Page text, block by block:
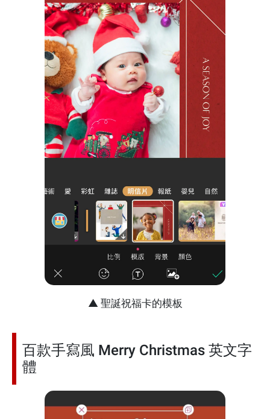
▲ 聖誕祝福卡的模板
百款手寫風 Merry Christmas 英文字
體